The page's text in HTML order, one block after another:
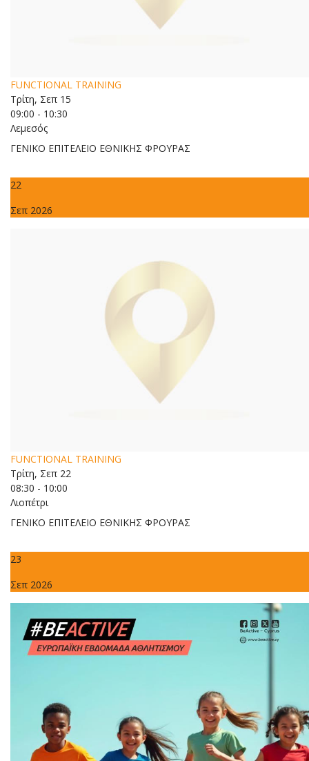
FUNCTIONAL TRAINING
Τρίτη, Σεπ 15
09:00 - 10:30
Λεμεσός
ΓΕΝΙΚΟ ΕΠΙΤΕΛΕΙΟ ΕΘΝΙΚΗΣ ΦΡΟΥΡΑΣ
22
Σεπ 2026
FUNCTIONAL TRAINING
Τρίτη, Σεπ 22
08:30 - 10:00
Λιοπέτρι
ΓΕΝΙΚΟ ΕΠΙΤΕΛΕΙΟ ΕΘΝΙΚΗΣ ΦΡΟΥΡΑΣ
23
Σεπ 2026